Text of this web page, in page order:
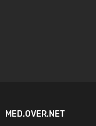
MED.OVER.NET